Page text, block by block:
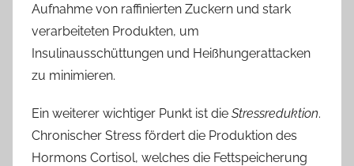
Aufnahme von raffinierten Zuckern und stark
verarbeiteten Produkten, um
Insulinausschüttungen und Heißhungerattacken
zu minimieren.
Ein weiterer wichtiger Punkt ist die Stressreduktion.
Chronischer Stress fördert die Produktion des
Hormons Cortisol, welches die Fettspeicherung